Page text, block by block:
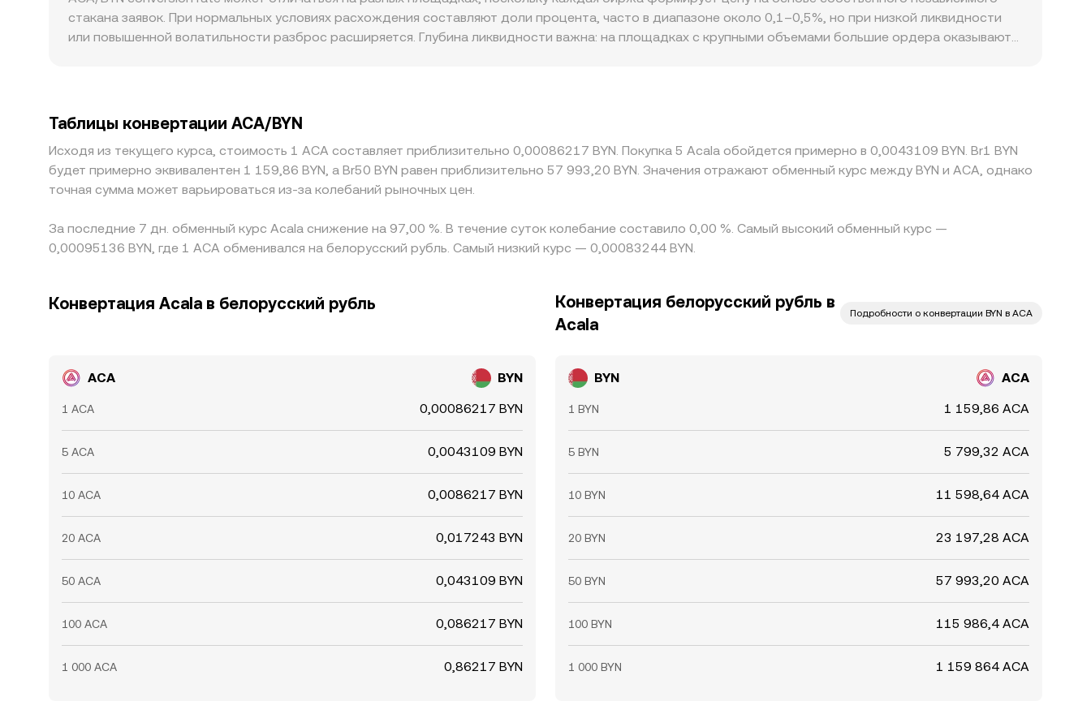
выравнивается с ценами на централизованных площадках и отражается в итоговом ACA/BYN conversion rate.
стакана заявок. При нормальных условиях расхождения составляют доли процента, часто в диапазоне около 0,1–0,5%, но при низкой ликвидности
или повышенной волатильности разброс расширяется. Глубина ликвидности важна: на площадках с крупными объемами большие ордера оказывают
котируется через сторонние провайдеры ликвидности к USDT, то премия или дисконт USDT к фиатным расчетам транзитивно попадает в итоговую
цену ACA/BYN. Арбитраж между биржами помогает выравнивать расхождения, но не устраняет их полностью: задержки в переводах, комиссионные
расходы и ограничения по ордерам оставляют пространство для временных различий в ACA/BYN conversion rate.
Таблицы конвертации ACA/BYN
Исходя из текущего курса, стоимость 1 ACA составляет приблизительно 0,00086217 BYN. Покупка 5 Acala обойдется примерно в 0,0043109 BYN. Br1 BYN
будет примерно эквивалентен 1 159,86 BYN, а Br50 BYN равен приблизительно 57 993,20 BYN. Значения отражают обменный курс между BYN и ACA, однако
точная сумма может варьироваться из-за колебаний рыночных цен.
За последние 7 дн. обменный курс Acala снижение на 97,00 %. В течение суток колебание составило 0,00 %. Самый высокий обменный курс —
0,00095136 BYN, где 1 ACA обменивался на белорусский рубль. Самый низкий курс — 0,00083244 BYN.
Конвертация Acala в белорусский рубль
ACA BYN
1 ACA 0,00086217 BYN
5 ACA 0,0043109 BYN
10 ACA 0,0086217 BYN
20 ACA 0,017243 BYN
50 ACA 0,043109 BYN
100 ACA 0,086217 BYN
1 000 ACA 0,86217 BYN
Конвертация белорусский рубль в
Acala
Подробности о конвертации BYN в ACA
BYN ACA
1 BYN 1 159,86 ACA
5 BYN 5 799,32 ACA
10 BYN 11 598,64 ACA
20 BYN 23 197,28 ACA
50 BYN 57 993,20 ACA
100 BYN 115 986,4 ACA
1 000 BYN 1 159 864 ACA